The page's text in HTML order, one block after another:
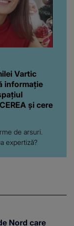
Vartic
informație
și cere
de arsuri.
expertiză?
Nord care